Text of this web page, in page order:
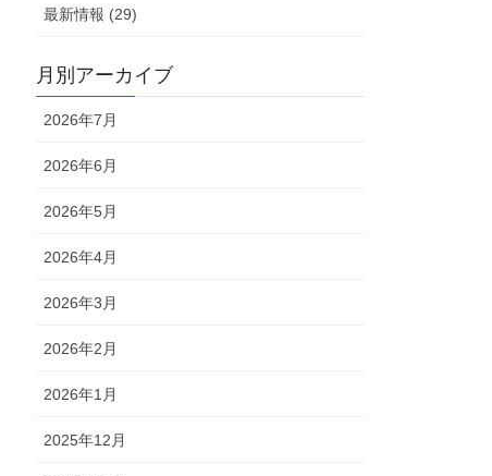
最新情報 (29)
月別アーカイブ
2026年7月
2026年6月
2026年5月
2026年4月
2026年3月
2026年2月
2026年1月
2025年12月